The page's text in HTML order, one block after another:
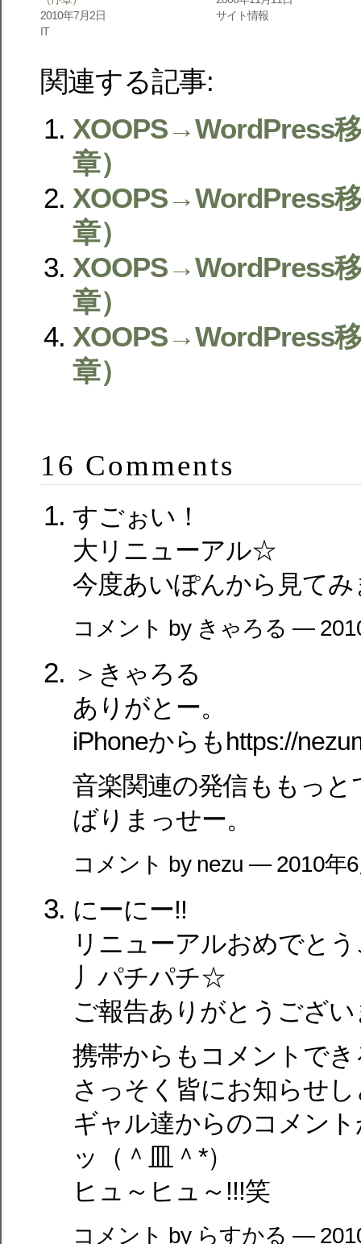
2010年7月2日
IT
サイト情報
関連する記事:
XOOPS→WordPress
章）
XOOPS→WordPress
章）
XOOPS→WordPress
章）
XOOPS→WordPress
章）
16 Comments
すごぉい！
大リニューアル☆
今度あいぽんから見てみ
コメント by きゃろる —
＞きゃろる
ありがとー。
iPhoneからもhttps://
音楽関連の発信ももっ
ばりまっせー。
コメント by nezu — 2010年
にーにー!!
リニューアルおめでと
丿パチパチ☆
ご報告ありがとうござ
携帯からもコメントで
さっそく皆にお知らせ
ギャル達からのコメン
ッ（＾皿＾*）
ヒュ～ヒュ～!!!笑
コメント by らすかる —